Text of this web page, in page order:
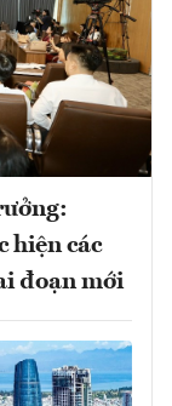
hiện các
đoạn mới